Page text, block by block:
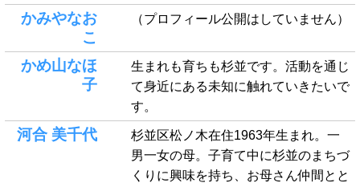
かみやなお
こ
（プロフィール公開はしていません）
かめ山なほ
子
生まれも育ちも杉並です。活動を通じ
て身近にある未知に触れていきたいで
す。
河合 美千代
杉並区松ノ木在住1963年生まれ。一
男一女の母。子育て中に杉並のまちづ
くりに興味を持ち、お母さん仲間とと